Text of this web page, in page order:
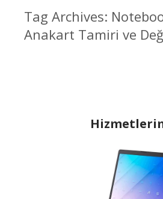
Tag Archives:
Anakart Tamiri ve